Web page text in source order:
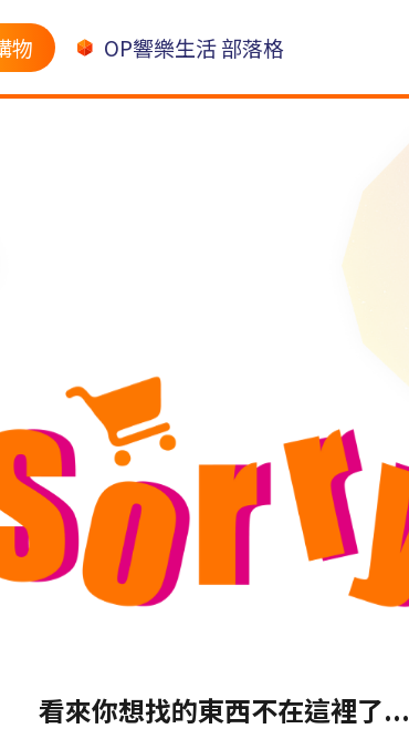
物 OP響樂生活 部落格
看來你想找的東西不在這裡了...